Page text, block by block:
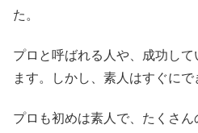
た。
プロと呼ばれる人や、成功し
ます。しかし、素人はすぐにで
プロも初めは素人で、たくさ